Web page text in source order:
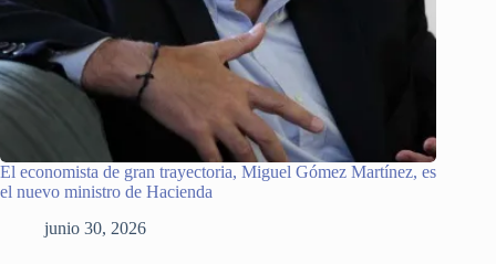
El economista de gran trayectoria, Miguel Gómez Martínez, es
el nuevo ministro de Hacienda
junio 30, 2026